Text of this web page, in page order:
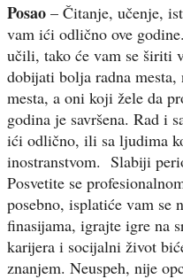
Posao – Čitanje, učenje,
vam ići odlično ove
učili, tako će vam se širiti
dobijati bolja radna
mesta, a oni koji žele da
godina je savršena. Rad i
ići odlično, ili sa ljudima
inostranstvom. Slabiji
Posvetite se
posebno, isplatiće vam se
finasijama, igrajte igre na
karijera i socijalni život
znanjem. Neuspeh, nije